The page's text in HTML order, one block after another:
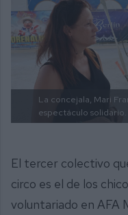
La concejala, Mari
espectáculo solidario.
El tercer colectivo
circo es el de los
voluntariado en AFA